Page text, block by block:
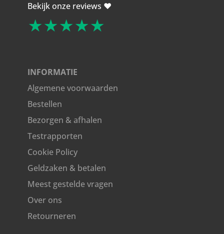
Bekijk onze reviews ❤️
★★★★★
INFORMATIE
Algemene voorwaarden
Bestellen
Bezorgen & afhalen
Testrapporten
Cookie Policy
Geldzaken & betalen
Meest gestelde vragen
Over ons
Retourneren